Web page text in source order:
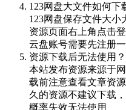
123网盘大文件如何下
123网盘保存文件大小
资源页面右上角点击
云盘账号需要先注册
资源下载后无法使用？
本站发布资源来源于
载前注意查看文章资
久的资源不建议下载
概率失效无法使用